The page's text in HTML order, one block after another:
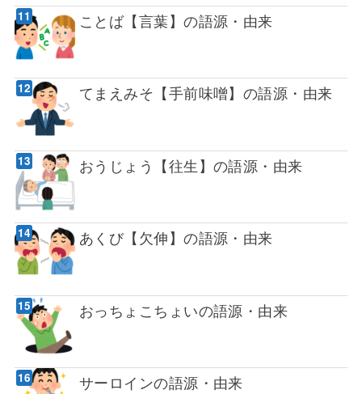
ことば【言葉】の語源・由来
てまえみそ【手前味噌】の語源・由来
おうじょう【往生】の語源・由来
あくび【欠伸】の語源・由来
おっちょこちょいの語源・由来
サーロインの語源・由来